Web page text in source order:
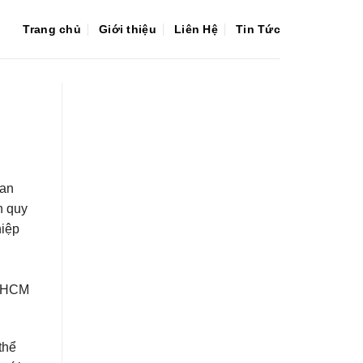
Trang chủ Giới thiệu Liên Hệ Tin Tức
quy